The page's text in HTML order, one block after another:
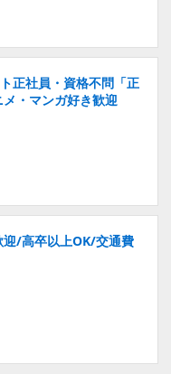
正社員・資格不問「正
・マンガ好き歓迎
/高卒以上OK/交通費